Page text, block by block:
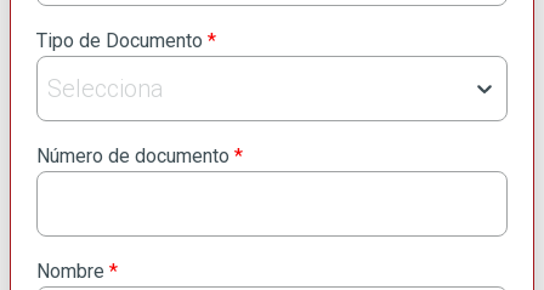
Tipo de Documento *
Selecciona
Número de documento *
Nombre *